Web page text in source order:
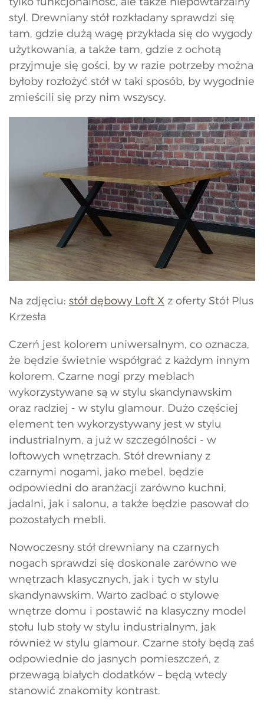
styl. Drewniany stół rozkładany sprawdzi się
tam, gdzie dużą wagę przykłada się do wygody
użytkowania, a także tam, gdzie z ochotą
przyjmuje się gości, by w razie potrzeby można
byłoby rozłożyć stół w taki sposób, by wygodnie
zmieścili się przy nim wszyscy.
Na zdjęciu: stół dębowy Loft X z oferty Stół Plus
Krzesła
Czerń jest kolorem uniwersalnym, co oznacza,
że będzie świetnie współgrać z każdym innym
kolorem. Czarne nogi przy meblach
wykorzystywane są w stylu skandynawskim
oraz radziej - w stylu glamour. Dużo częściej
element ten wykorzystywany jest w stylu
industrialnym, a już w szczególności - w
loftowych wnętrzach. Stół drewniany z
czarnymi nogami, jako mebel, będzie
odpowiedni do aranżacji zarówno kuchni,
jadalni, jak i salonu, a także będzie pasował do
pozostałych mebli.
Nowoczesny stół drewniany na czarnych
nogach sprawdzi się doskonale zarówno we
wnętrzach klasycznych, jak i tych w stylu
skandynawskim. Warto zadbać o stylowe
wnętrze domu i postawić na klasyczny model
stołu lub stoły w stylu industrialnym, jak
również w stylu glamour. Czarne stoły będą zaś
odpowiednie do jasnych pomieszczeń, z
przewagą białych dodatków – będą wtedy
stanowić znakomity kontrast.